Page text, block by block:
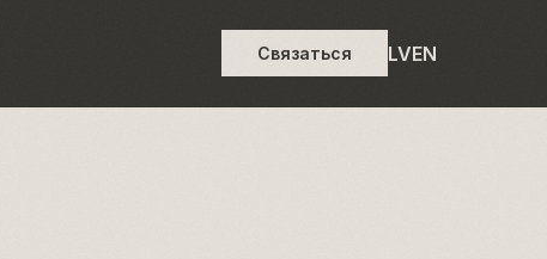
Связаться LVEN